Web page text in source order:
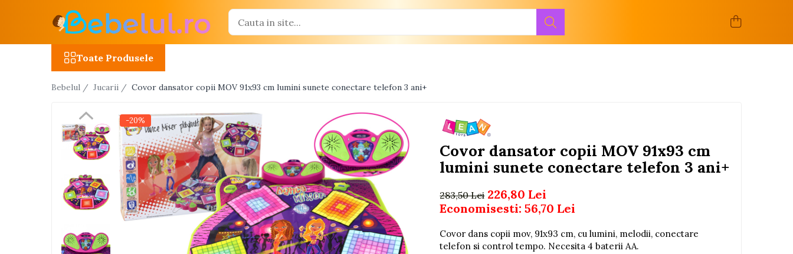
Masinute R/C
Avioane si elicoptere R/C
Motociclete R/C
Toate Produsele
Bebelul / Jucarii / Covor dansator copii MOV 91x93 cm lumini sunete conectare telefon 3 ani+
Covor dansator copii MOV 91x93 cm
lumini sunete conectare telefon 3 ani+
-20%
283,50 Lei 226,80 Lei
Economisesti:56,70 Lei
Covor dans copii mov, 91x93 cm, cu lumini, melodii, conectare
telefon si control tempo. Necesita 4 baterii AA.